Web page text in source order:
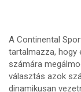
A Continental
tartalmazza, hogy
számára
választás azok
dinamikusan